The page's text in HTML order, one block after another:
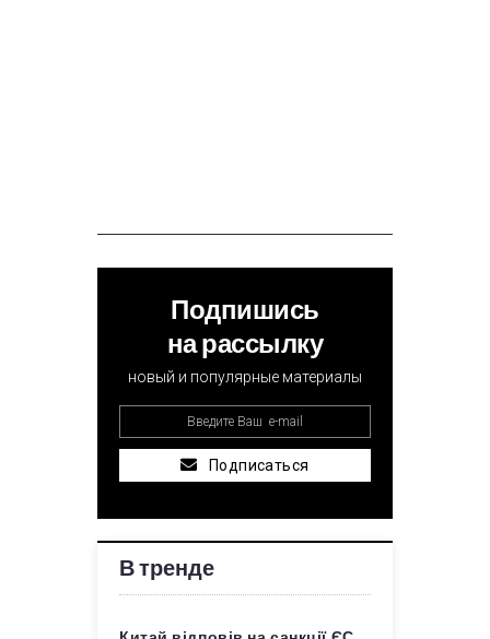
Подпишись
на рассылку
новый и популярные материалы
Подписаться
В тренде